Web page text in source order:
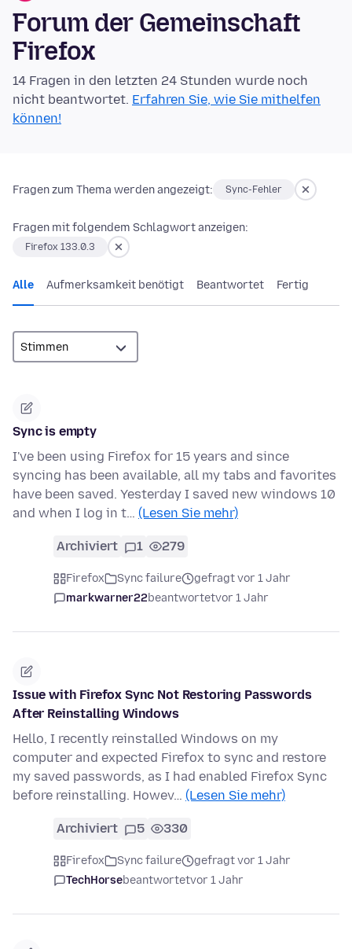
Forum der Gemeinschaft
Firefox
14 Fragen in den letzten 24 Stunden wurde noch
nicht beantwortet. Erfahren Sie, wie Sie mithelfen
können!
Fragen zum Thema werden angezeigt: Sync-Fehler
Fragen mit folgendem Schlagwort anzeigen:
Firefox 133.0.3
Alle Aufmerksamkeit benötigt Beantwortet Fertig
Sync is empty
I've been using Firefox for 15 years and since
syncing has been available, all my tabs and favorites
have been saved. Yesterday I saved new windows 10
and when I log in t… (Lesen Sie mehr)
Archiviert 1 279
Firefox Sync failure
gefragt vor 1 Jahr
markwarner22beantwortetvor 1 Jahr
Issue with Firefox Sync Not Restoring Passwords
After Reinstalling Windows
Hello, I recently reinstalled Windows on my
computer and expected Firefox to sync and restore
my saved passwords, as I had enabled Firefox Sync
before reinstalling. Howev… (Lesen Sie mehr)
Archiviert 5 330
Firefox Sync failure
gefragt vor 1 Jahr
TechHorsebeantwortetvor 1 Jahr